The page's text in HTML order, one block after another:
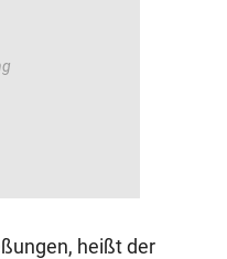
heißt der